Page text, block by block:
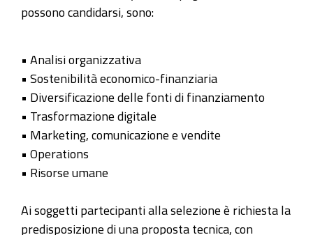
possono candidarsi, sono:
• Analisi organizzativa
• Sostenibilità economico-finanziaria
• Diversificazione delle fonti di finanziamento
• Trasformazione digitale
• Marketing, comunicazione e vendite
• Operations
• Risorse umane
Ai soggetti partecipanti alla selezione è richiesta la
predisposizione di una proposta tecnica, con